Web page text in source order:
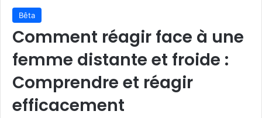
Bêta
Comment réagir face à une
femme distante et froide :
Comprendre et réagir
efficacement